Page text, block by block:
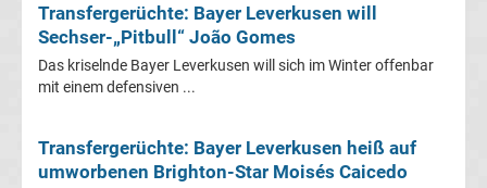
Programm
&
Telekom
Transfergerüchte: Bayer Leverkusen will
Sechser-„Pitbull“ João Gomes
Das kriselnde Bayer Leverkusen will sich im Winter offenbar
mit einem defensiven ...
Transfergerüchte: Bayer Leverkusen heiß auf
umworbenen Brighton-Star Moisés Caicedo